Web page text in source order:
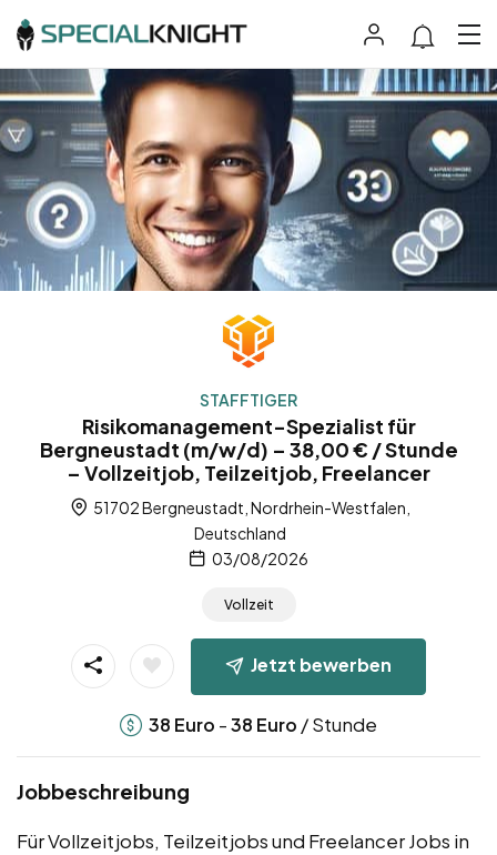
STAFFTIGER
Risikomanagement-Spezialist für
Bergneustadt (m/w/d) – 38,00 € / Stunde
– Vollzeitjob, Teilzeitjob, Freelancer
51702 Bergneustadt, Nordrhein-Westfalen,
Deutschland
03/08/2026
Vollzeit
Jetzt bewerben
38 Euro -38 Euro / Stunde
Jobbeschreibung
Für Vollzeitjobs, Teilzeitjobs und Freelancer Jobs in